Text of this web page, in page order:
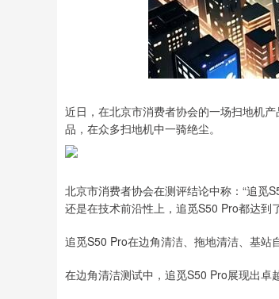
近日，在北京市消费者协会的一场扫地机
品，在众多扫地机中一骑绝尘。
北京市消费者协会在测评结论中称：“追觅
还是在技术前沿性上，追觅S50 Pro都达到
追觅S50 Pro在边角清洁、拖地清洁、基站
在边角清洁测试中，追觅S50 Pro展现出卓